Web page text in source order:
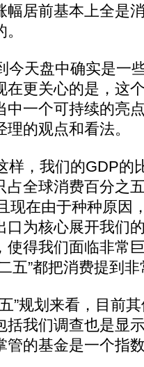
幅居前基本上全是
天盘中确实是一
在更关心的是，这
中一个可持续的亮
的观点和看法。
，我们的GDP的
占全球消费百分之
现在由于种种原因
口为核心展开我们
使得我们面临非常
五”都把消费提到
”规划来看，目前
括我们调查也是显
管的基金是一个指